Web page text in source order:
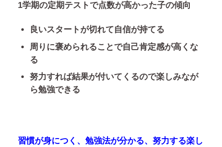
1学期の定期テストで点数が高かった子の傾向
良いスタートが切れて自信が持てる
周りに褒められることで自己肯定感が高くな
る
努力すれば結果が付いてくるので楽しみなが
ら勉強できる
習慣が身につく、勉強法が分かる、努力する楽し